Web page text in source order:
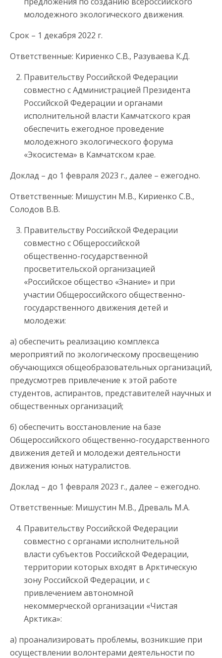
молодежного экологического движения.
Срок – 1 декабря 2022 г.
Ответственные: Кириенко С.В., Разуваева К.Д.
Правительству Российской Федерации
совместно с Администрацией Президента
Российской Федерации и органами
исполнительной власти Камчатского края
обеспечить ежегодное проведение
молодежного экологического форума
«Экосистема» в Камчатском крае.
Доклад – до 1 февраля 2023 г., далее – ежегодно.
Ответственные: Мишустин М.В., Кириенко С.В.,
Солодов В.В.
Правительству Российской Федерации
совместно с Общероссийской
общественно-государственной
просветительской организацией
«Российское общество «Знание» и при
участии Общероссийского общественно-
государственного движения детей и
молодежи:
а) обеспечить реализацию комплекса
мероприятий по экологическому просвещению
обучающихся общеобразовательных организаций,
предусмотрев привлечение к этой работе
студентов, аспирантов, представителей научных и
общественных организаций;
б) обеспечить восстановление на базе
Общероссийского общественно-государственного
движения детей и молодежи деятельности
движения юных натуралистов.
Доклад – до 1 февраля 2023 г., далее – ежегодно.
Ответственные: Мишустин М.В., Древаль М.А.
Правительству Российской Федерации
совместно с органами исполнительной
власти субъектов Российской Федерации,
территории которых входят в Арктическую
зону Российской Федерации, и с
привлечением автономной
некоммерческой организации «Чистая
Арктика»:
а) проанализировать проблемы, возникшие при
осуществлении волонтерами деятельности по